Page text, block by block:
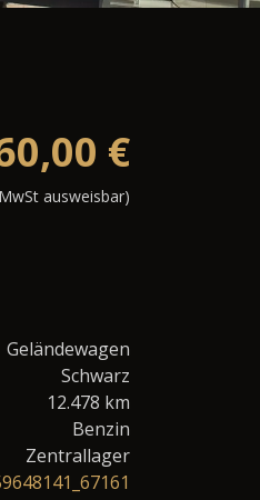
€
ausweisbar)
Geländewagen
Schwarz
12.478 km
Benzin
Zentrallager